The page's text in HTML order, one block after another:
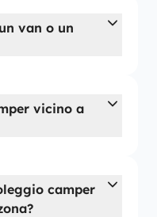
van o un
vicino a
camper